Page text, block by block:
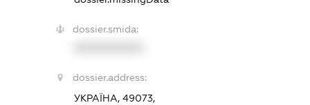
dossier.smida:
dossier.address:
УКРАЇНА, 49073,